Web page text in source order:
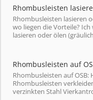
Rhombusleisten
Rhombusleisten lasieren
wo liegen die Vorteile?
lasieren oder ölen
Rhombusleisten auf
Rhombusleisten auf
Rhombusleisten
verzinkten Stahl